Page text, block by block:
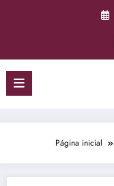
Página inicial